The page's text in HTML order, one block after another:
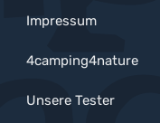
Impressum
4camping4nature
Unsere Tester